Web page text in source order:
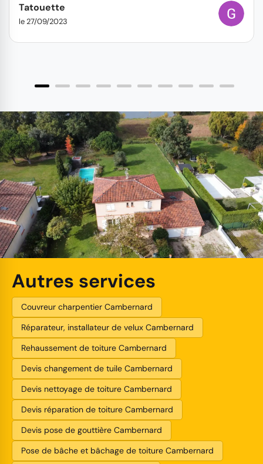
Tatouette
le 27/09/2023
Autres services
Couvreur charpentier Cambernard
Réparateur, installateur de velux Cambernard
Rehaussement de toiture Cambernard
Devis changement de tuile Cambernard
Devis nettoyage de toiture Cambernard
Devis réparation de toiture Cambernard
Devis pose de gouttière Cambernard
Pose de bâche et bâchage de toiture Cambernard